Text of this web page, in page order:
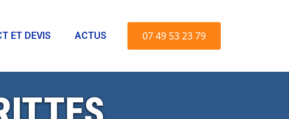
ET DEVIS ACTUS 07 49 53 23 79